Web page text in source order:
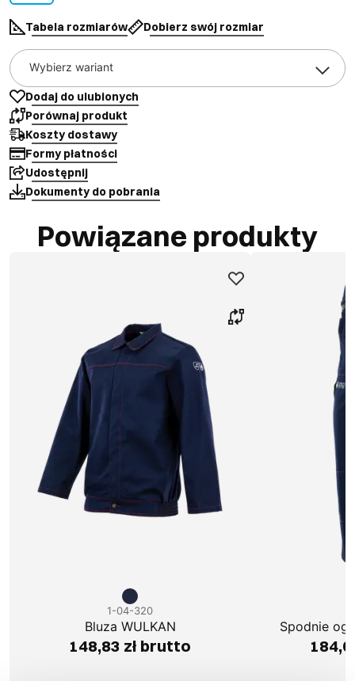
Tabela rozmiarów Dobierz swój rozmiar
Wybierz wariant
Dodaj do ulubionych
Porównaj produkt
Koszty dostawy
Formy płatności
Udostępnij
Dokumenty do pobrania
Powiązane produkty
1-04-320
Bluza WULKAN
148,83 zł brutto
Spodnie